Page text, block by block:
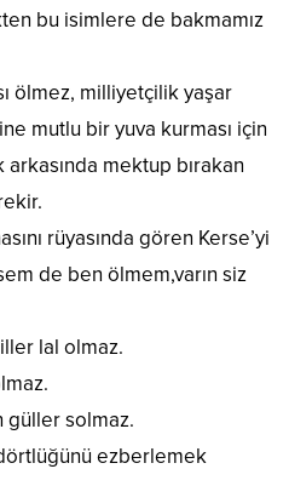
bu isimlere de bakmamız
ölmez, milliyetçilik yaşar
mutlu bir yuva kurması için
arkasında mektup bırakan
rüyasında gören Kerse’yi
de ben ölmem,varın siz
lal olmaz.
solmaz.
ezberlemek